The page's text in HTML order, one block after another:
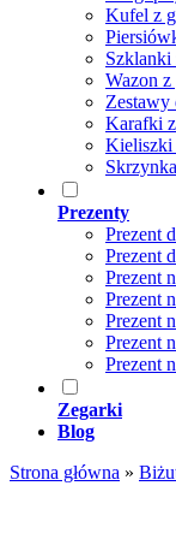
Kufel z
Szklanki
Wazon z
Karafki
Kieliszki
Prezenty
Prezent
Prezent
Prezent
Prezent
Prezent
Prezent
Prezent
Zegarki
Blog
Strona główna »